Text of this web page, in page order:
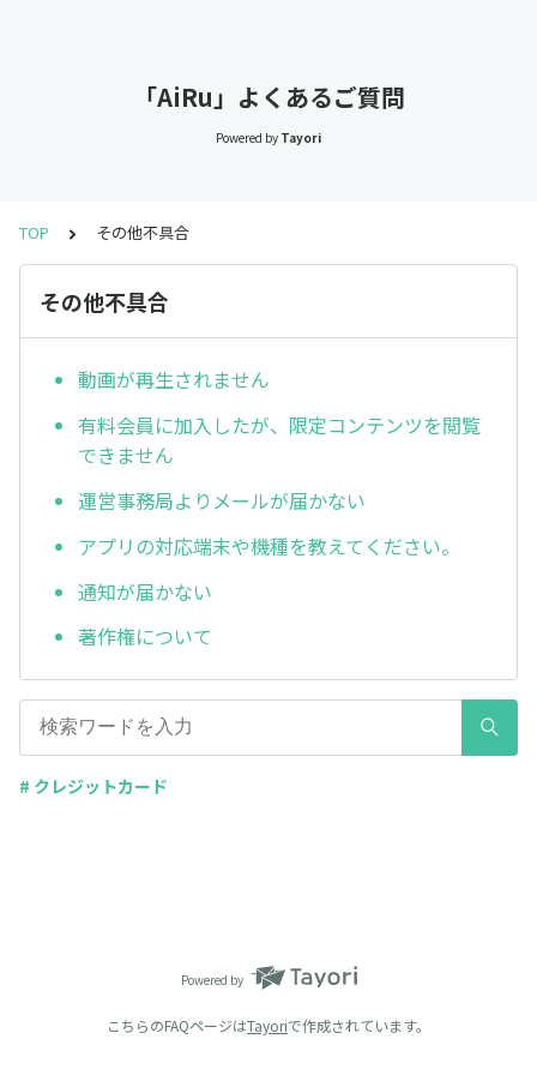
「AiRu」よくあるご質問
Powered by Tayori
TOP その他不具合
その他不具合
動画が再生されません
有料会員に加入したが、限定コンテンツを閲覧
できません
運営事務局よりメールが届かない
アプリの対応端末や機種を教えてください。
通知が届かない
著作権について
# クレジットカード
Powered by
こちらのFAQページはTayoriで作成されています。